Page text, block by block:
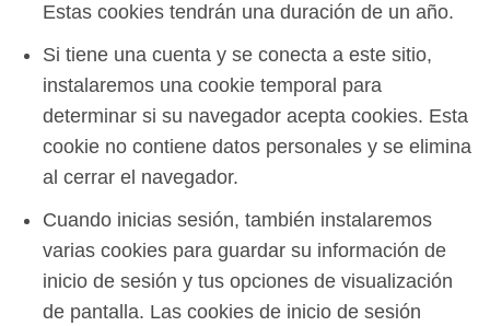
Estas cookies tendrán una duración de un año.
Si tiene una cuenta y se conecta a este sitio,
instalaremos una cookie temporal para
determinar si su navegador acepta cookies. Esta
cookie no contiene datos personales y se elimina
al cerrar el navegador.
Cuando inicias sesión, también instalaremos
varias cookies para guardar su información de
inicio de sesión y tus opciones de visualización
de pantalla. Las cookies de inicio de sesión